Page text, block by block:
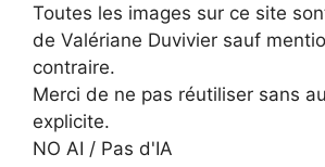
Toutes les images sur ce site
de Valériane Duvivier sauf
contraire.
Merci de ne pas réutiliser sans
explicite.
NO AI / Pas d'IA